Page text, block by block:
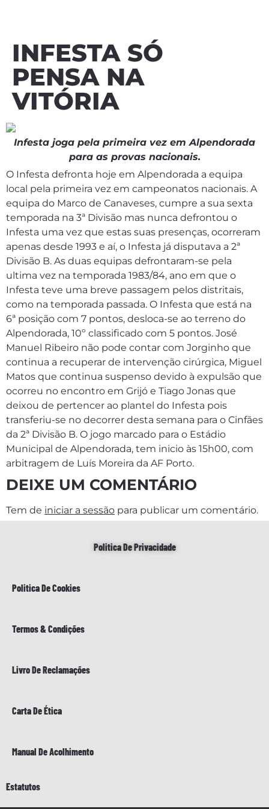
INFESTA SÓ
PENSA NA
VITÓRIA
Infesta joga pela primeira vez em Alpendorada
para as provas nacionais.
O Infesta defronta hoje em Alpendorada a equipa
local pela primeira vez em campeonatos nacionais. A
equipa do Marco de Canaveses, cumpre a sua sexta
temporada na 3ª Divisão mas nunca defrontou o
Infesta uma vez que estas suas presenças, ocorreram
apenas desde 1993 e aí, o Infesta já disputava a 2ª
Divisão B. As duas equipas defrontaram-se pela
ultima vez na temporada 1983/84, ano em que o
Infesta teve uma breve passagem pelos distritais,
como na temporada passada. O Infesta que está na
6ª posição com 7 pontos, desloca-se ao terreno do
Alpendorada, 10º classificado com 5 pontos. José
Manuel Ribeiro não pode contar com Jorginho que
continua a recuperar de intervenção cirúrgica, Miguel
Matos que continua suspenso devido à expulsão que
ocorreu no encontro em Grijó e Tiago Jonas que
deixou de pertencer ao plantel do Infesta pois
transferiu-se no decorrer desta semana para o Cinfães
da 2ª Divisão B. O jogo marcado para o Estádio
Municipal de Alpendorada, tem inicio às 15h00, com
arbitragem de Luís Moreira da AF Porto.
DEIXE UM COMENTÁRIO
Tem de iniciar a sessão para publicar um comentário.
Politica De Privacidade
Politica De Cookies
Termos & Condições
Livro De Reclamações
Carta De Ética
Manual De Acolhimento
Estatutos